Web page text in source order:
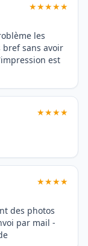
★★★★★
les
bref sans avoir
est
★★★★
★★★★
des photos
par mail -